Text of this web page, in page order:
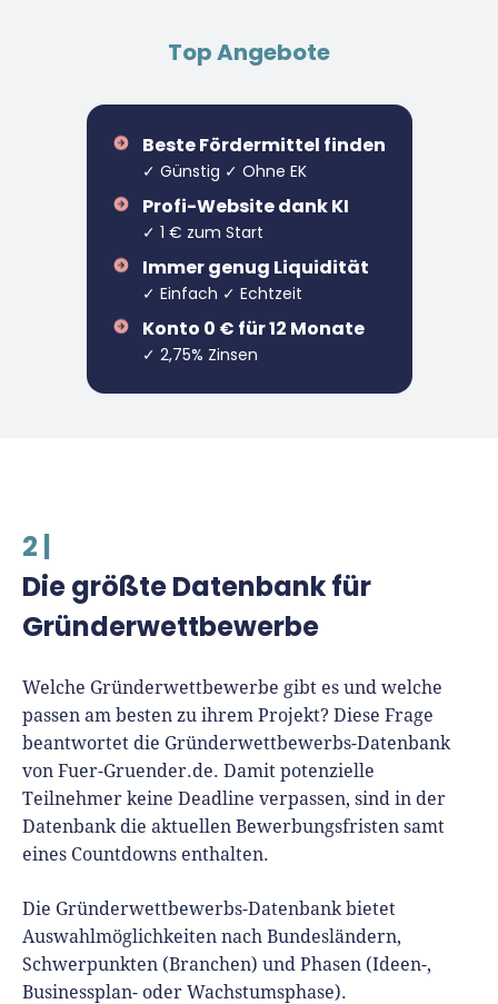
Top Angebote
Beste Fördermittel finden
✓ Günstig ✓ Ohne EK
Profi-Website dank KI
✓ 1 € zum Start
Immer genug Liquidität
✓ Einfach ✓ Echtzeit
Konto 0 € für 12 Monate
✓ 2,75% Zinsen
2 |
Die größte Datenbank für
Gründerwettbewerbe
Welche Gründerwettbewerbe gibt es und welche
passen am besten zu ihrem Projekt? Diese Frage
beantwortet die Gründerwettbewerbs-Datenbank
von Fuer-Gruender.de. Damit potenzielle
Teilnehmer keine Deadline verpassen, sind in der
Datenbank die aktuellen Bewerbungsfristen samt
eines Countdowns enthalten.
Die Gründerwettbewerbs-Datenbank bietet
Auswahlmöglichkeiten nach Bundesländern,
Schwerpunkten (Branchen) und Phasen (Ideen-,
Businessplan- oder Wachstumsphase).